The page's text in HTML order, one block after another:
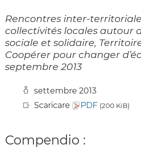
Rencontres inter-
collectivités locales autour
sociale et solidaire,
Coopérer pour changer
septembre 2013
settembre 2013
Scaricare
PDF (200 KiB)
Compendio :